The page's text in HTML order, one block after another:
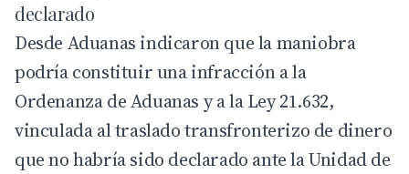
declarado
Desde Aduanas indicaron que la maniobra
podría constituir una infracción a la
Ordenanza de Aduanas y a la Ley 21.632,
vinculada al traslado transfronterizo de dinero
que no habría sido declarado ante la Unidad de